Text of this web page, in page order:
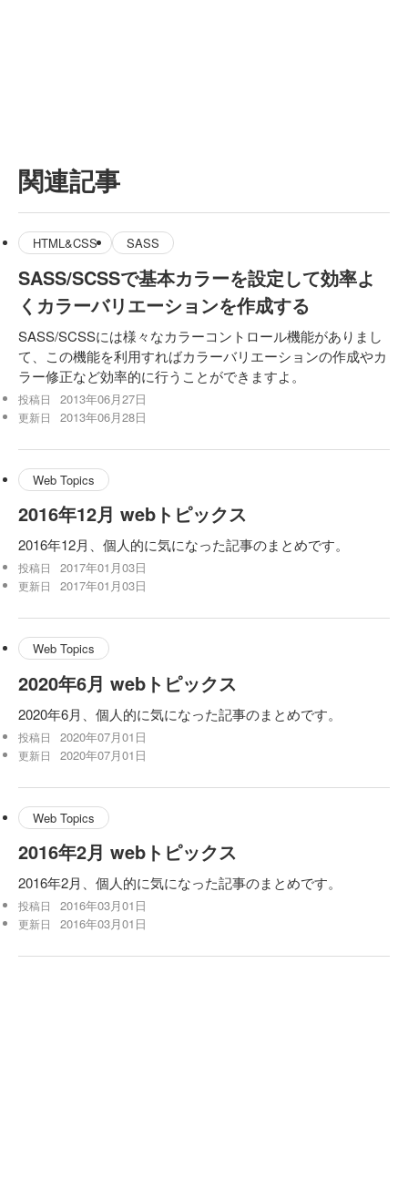
関連記事
HTML&CSS SASS
SASS/SCSSで基本カラーを設定して効率よ
くカラーバリエーションを作成する
SASS/SCSSには様々なカラーコントロール機能がありまし
て、この機能を利用すればカラーバリエーションの作成やカ
ラー修正など効率的に行うことができますよ。
投稿日 2013年06月27日
更新日 2013年06月28日
Web Topics
2016年12月 webトピックス
2016年12月、個人的に気になった記事のまとめです。
投稿日 2017年01月03日
更新日 2017年01月03日
Web Topics
2020年6月 webトピックス
2020年6月、個人的に気になった記事のまとめです。
投稿日 2020年07月01日
更新日 2020年07月01日
Web Topics
2016年2月 webトピックス
2016年2月、個人的に気になった記事のまとめです。
投稿日 2016年03月01日
更新日 2016年03月01日